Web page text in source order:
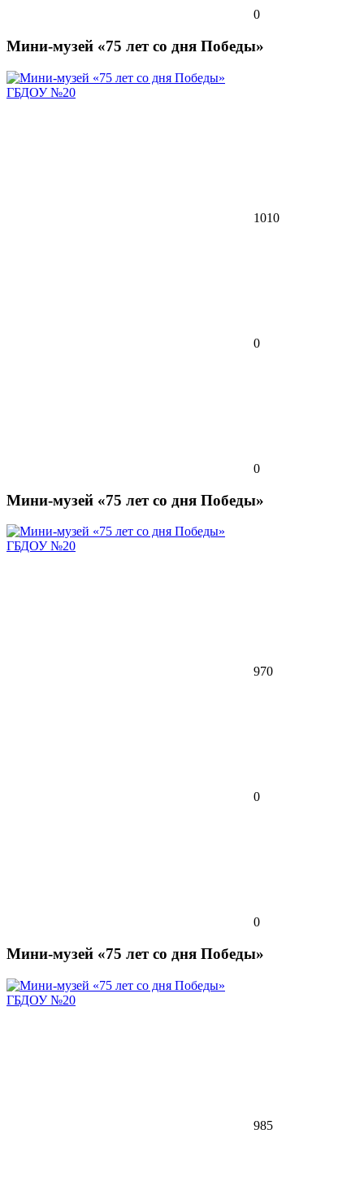
0
Мини-музей «75 лет со дня Победы»
ГБДОУ №20
1010
0
0
Мини-музей «75 лет со дня Победы»
ГБДОУ №20
970
0
0
Мини-музей «75 лет со дня Победы»
ГБДОУ №20
985